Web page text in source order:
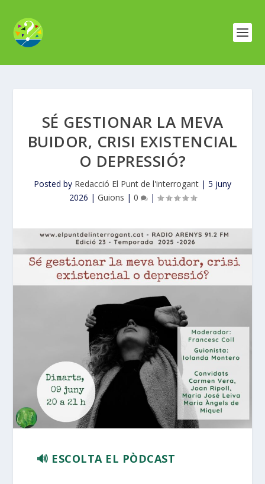
SÉ GESTIONAR LA MEVA
BUIDOR, CRISI EXISTENCIAL
O DEPRESSIÓ?
Posted by Redacció El Punt de l'interrogant | 5 juny
2026 | Guions | 0 |
🔊 ESCOLTA EL PÒDCAST